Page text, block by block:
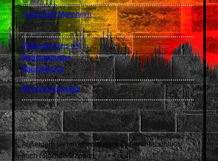
TransTreff Mannheim
Völklinger Kreis e.V.,
Regionalgruppe
Rhein/Neckar
Wirtschaftsweiber
Außerdem bieten einen queere Zusammenschluss
auch folgende Gruppen: